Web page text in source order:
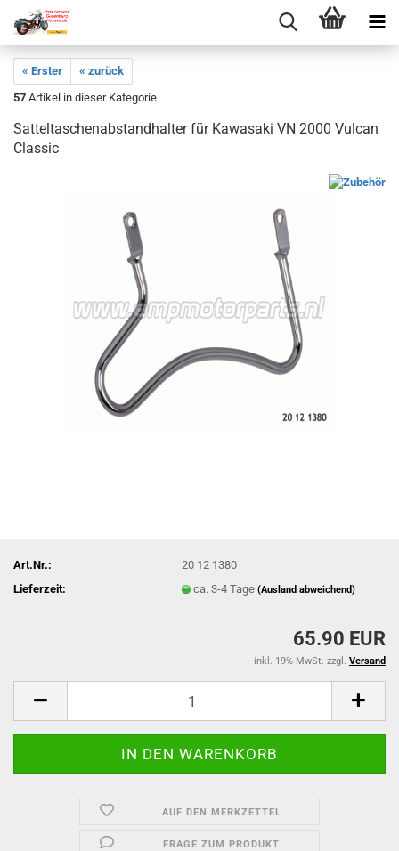
« Erster
« zurück
57 Artikel in dieser Kategorie
Satteltaschenabstandhalter für Kawasaki VN 2000 Vulcan
Classic
Art.Nr.:
20 12 1380
Lieferzeit:
ca. 3-4 Tage(Ausland abweichend)
65.90 EUR
inkl. 19% MwSt. zzgl. Versand
AUF DEN MERKZETTEL
FRAGE ZUM PRODUKT